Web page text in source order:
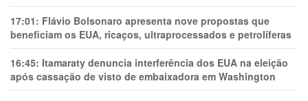
17:01: Flávio Bolsonaro apresenta nove propostas que
beneficiam os EUA, ricaços, ultraprocessados e petrolíferas
16:45: Itamaraty denuncia interferência dos EUA na eleição
após cassação de visto de embaixadora em Washington